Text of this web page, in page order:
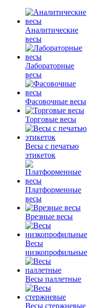
Аналитические
весы
Лабораторные
весы
Фасовочные весы
Торговые весы
Весы с печатью
этикеток
Платформенные
весы
Врезные весы
Весы
низкопрофильные
Весы паллетные
Весы стержневые